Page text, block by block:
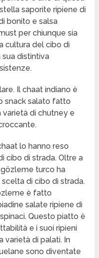
saporite ripiene di
bonito e salsa
per chiunque sia
cultura del cibo di
distintiva
Il chaat indiano è
snack salato fatto
di chutney e
lo hanno reso
cibo di strada. Oltre a
turco ha
di cibo di strada.
è fatto
salate ripiene di
Questo piatto è
e i suoi ripieni
varietà di palati. In
sono diventate